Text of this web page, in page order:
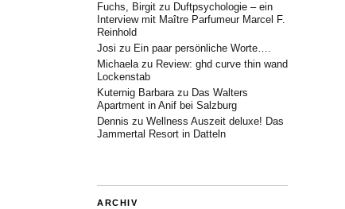
Fuchs, Birgit zu Duftpsychologie – ein
Interview mit Maître Parfumeur Marcel F.
Reinhold
Josi zu Ein paar persönliche Worte….
Michaelazu Review: ghd curve thin wand
Lockenstab
Kuternig Barbarazu Das Walters
Apartment in Anif bei Salzburg
Dennis zu Wellness Auszeit deluxe! Das
Jammertal Resort in Datteln
ARCHIV